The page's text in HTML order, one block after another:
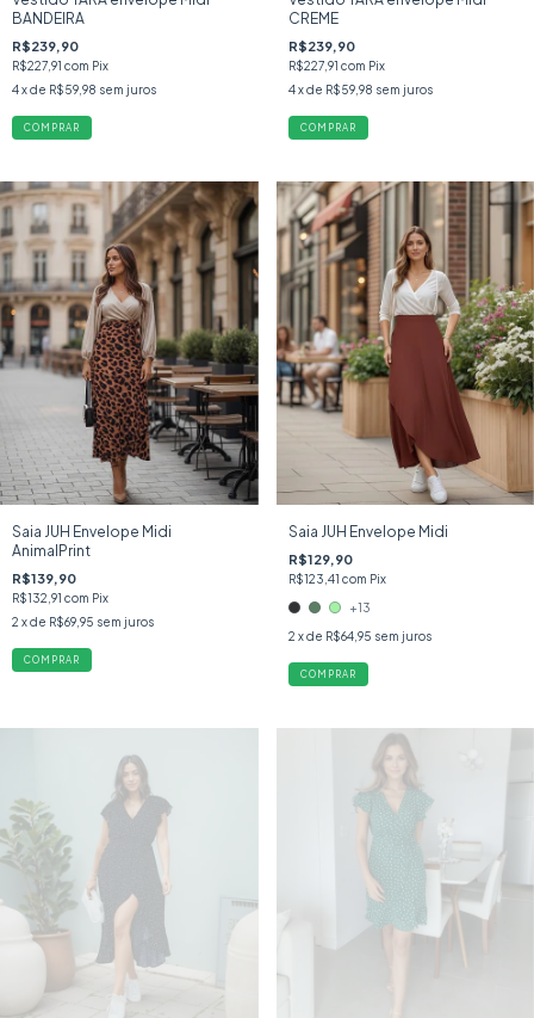
BANDEIRA
R$239,90
R$227,91 com Pix
4x de R$59,98 sem juros
COMPRAR
CREME
R$239,90
R$227,91 com Pix
4 x de R$59,98 sem juros
COMPRAR
Saia JUH Envelope Midi
AnimalPrint
R$139,90
R$132,91 com Pix
2 x de R$69,95 sem juros
COMPRAR
Saia JUH Envelope Midi
R$129,90
R$123,41 com Pix
+13
2 x de R$64,95 sem juros
COMPRAR